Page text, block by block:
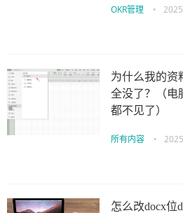
OKR管理 •
为什么我的资
全没了？（电
都不见了）
所有内容 •
怎么改docx位